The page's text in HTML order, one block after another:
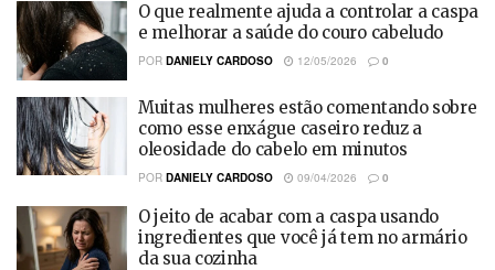
O que realmente ajuda a controlar a caspa
e melhorar a saúde do couro cabeludo
POR DANIELY CARDOSO 12/05/2026 0
Muitas mulheres estão comentando sobre
como esse enxágue caseiro reduz a
oleosidade do cabelo em minutos
POR DANIELY CARDOSO 09/04/2026 0
O jeito de acabar com a caspa usando
ingredientes que você já tem no armário
da sua cozinha